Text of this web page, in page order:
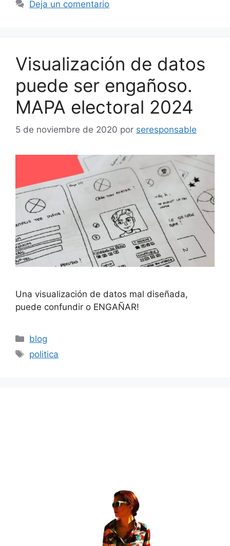
Deja un comentario
Visualización de datos
puede ser engañoso.
MAPA electoral 2024
5 de noviembre de 2020 por seresponsable
Una visualización de datos mal diseñada,
puede confundir o ENGAÑAR!
Categorías
blog
Etiquetas
politica